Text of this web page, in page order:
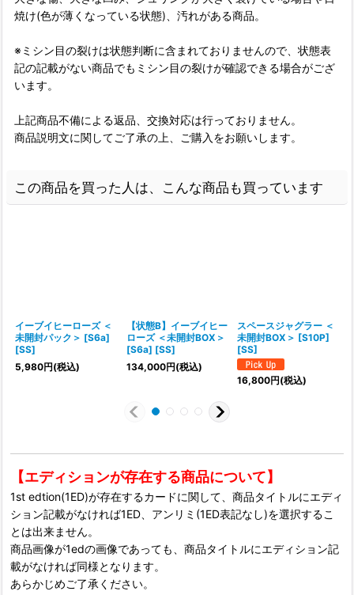
焼け(色が薄くなっている状態)、汚れがある商品。
※ミシン目の裂けは状態判断に含まれておりませんので、状態表
記の記載がない商品でもミシン目の裂けが確認できる場合がござ
います。
上記商品不備による返品、交換対応は行っておりません。
商品説明文に関してご了承の上、ご購入をお願いします。
この商品を買った人は、こんな商品も買っています
イーブイヒーローズ ＜
未開封パック＞ [S6a]
[SS]
5,980円(税込)
【状態B】イーブイヒー
ローズ ＜未開封BOX＞
[S6a] [SS]
134,000円(税込)
スペースジャグラー ＜
未開封BOX＞ [S10P]
[SS]
16,800円(税込)
【エディションが存在する商品について】
1st edtion(1ED)が存在するカードに関して、商品タイトルにエディ
ション記載がなければ1ED、アンリミ(1ED表記なし)を選択するこ
とは出来ません。
商品画像が1edの画像であっても、商品タイトルにエディション記
載がなければ同様となります。
あらかじめご了承ください。